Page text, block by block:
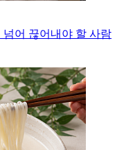
어 끊어내야 할 사람